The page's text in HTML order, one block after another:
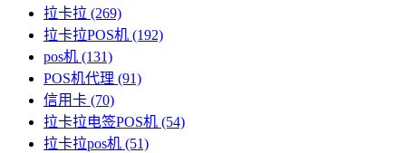
拉卡拉 (269)
拉卡拉POS机 (192)
pos机 (131)
POS机代理 (91)
信用卡 (70)
拉卡拉电签POS机 (54)
拉卡拉pos机 (51)